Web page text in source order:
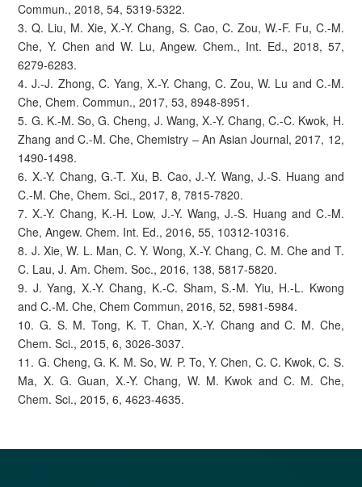
Commun., 2018, 54, 5319-5322.
3. Q. Liu, M. Xie, X.-Y. Chang, S. Cao, C. Zou, W.-F. Fu, C.-M.
Che, Y. Chen and W. Lu, Angew. Chem., Int. Ed., 2018, 57,
6279-6283.
4. J.-J. Zhong, C. Yang, X.-Y. Chang, C. Zou, W. Lu and C.-M.
Che, Chem. Commun., 2017, 53, 8948-8951.
5. G. K.-M. So, G. Cheng, J. Wang, X.-Y. Chang, C.-C. Kwok, H.
Zhang and C.-M. Che, Chemistry – An Asian Journal, 2017, 12,
1490-1498.
6. X.-Y. Chang, G.-T. Xu, B. Cao, J.-Y. Wang, J.-S. Huang and
C.-M. Che, Chem. Sci., 2017, 8, 7815-7820.
7. X.-Y. Chang, K.-H. Low, J.-Y. Wang, J.-S. Huang and C.-M.
Che, Angew. Chem. Int. Ed., 2016, 55, 10312-10316.
8. J. Xie, W. L. Man, C. Y. Wong, X.-Y. Chang, C. M. Che and T.
C. Lau, J. Am. Chem. Soc., 2016, 138, 5817-5820.
9. J. Yang, X.-Y. Chang, K.-C. Sham, S.-M. Yiu, H.-L. Kwong
and C.-M. Che, Chem Commun, 2016, 52, 5981-5984.
10. G. S. M. Tong, K. T. Chan, X.-Y. Chang and C. M. Che,
Chem. Sci., 2015, 6, 3026-3037.
11. G. Cheng, G. K. M. So, W. P. To, Y. Chen, C. C. Kwok, C. S.
Ma, X. G. Guan, X.-Y. Chang, W. M. Kwok and C. M. Che,
Chem. Sci., 2015, 6, 4623-4635.